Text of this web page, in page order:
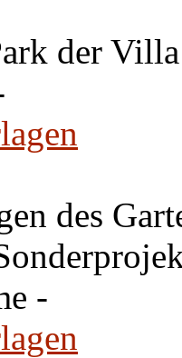
der
des
-